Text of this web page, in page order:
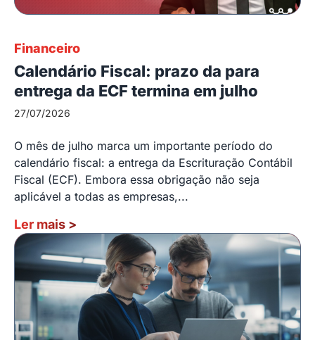
Financeiro
Calendário Fiscal: prazo da para
entrega da ECF termina em julho
27/07/2026
O mês de julho marca um importante período do
calendário fiscal: a entrega da Escrituração Contábil
Fiscal (ECF). Embora essa obrigação não seja
aplicável a todas as empresas,...
Ler mais >